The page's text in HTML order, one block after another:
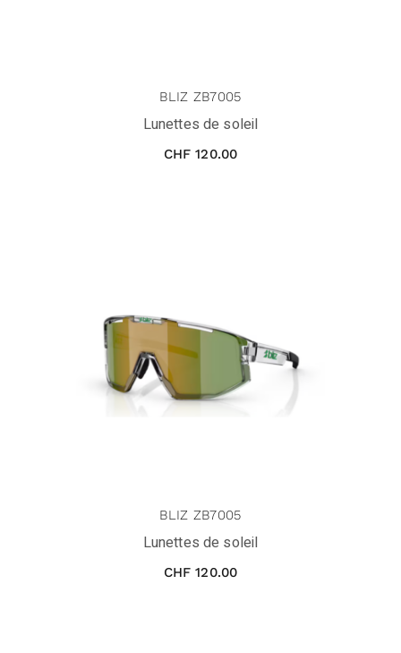
BLIZ ZB7005
Lunettes de soleil
CHF 120.00
BLIZ ZB7005
Lunettes de soleil
CHF 120.00